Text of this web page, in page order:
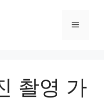
Menu
촬영 가